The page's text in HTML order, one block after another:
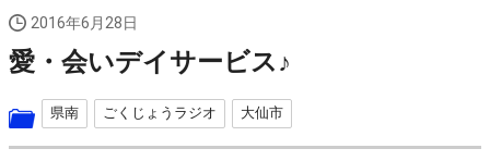
2016年6月28日
愛・会いデイサービス♪
県南 ごくじょうラジオ 大仙市